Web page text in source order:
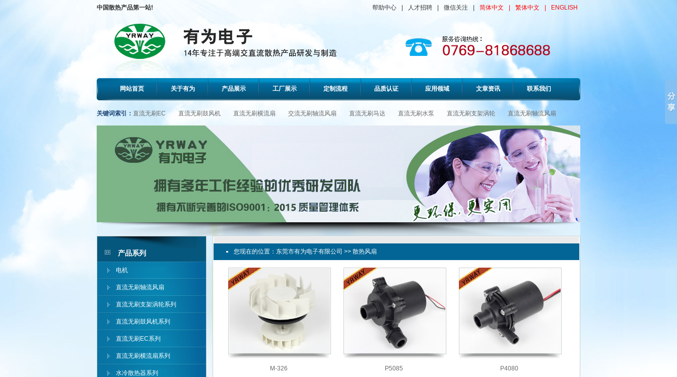
帮助中心 人才招聘 微信关注 简体中文 繁体中文 ENGLISH
中国散热产品第一站!
网站首页 关于有为 产品展示 工厂展示 定制流程 品质认证 应用领域 文章资讯 联系我们
关键词索引： 直流无刷EC 直流无刷鼓风机 直流无刷横流扇 交流无刷轴流风扇 直流无刷马达 直流无刷水泵 直流无刷支架涡轮 直流无刷轴流风扇
产品系列
电机
直流无刷轴流风扇
直流无刷支架涡轮系列
直流无刷鼓风机系列
直流无刷EC系列
直流无刷横流扇系列
水冷散热器系列
您现在的位置： 东莞市有为电子有限公司 >> 散热风扇
M-326 P5085 P4080